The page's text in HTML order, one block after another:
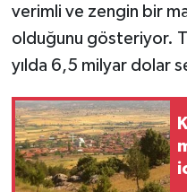
verimli ve zengin bir
olduğunu gösteriyor.
yılda 6,5 milyar dolar
Pazarlar
Resmi İlan
Rüya Tabirleri